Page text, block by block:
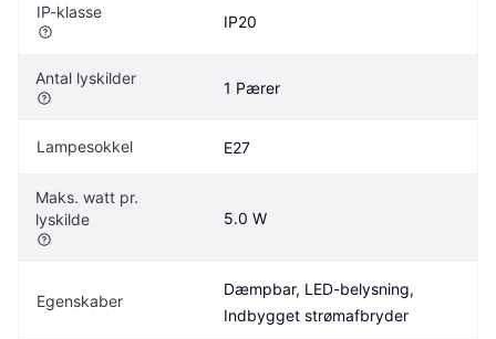
IP-klasse
IP20
Antal lyskilder
1 Pærer
Lampesokkel E27
Maks. watt pr.
lyskilde
5.0 W
Egenskaber
Dæmpbar, LED-belysning,
Indbygget strømafbryder